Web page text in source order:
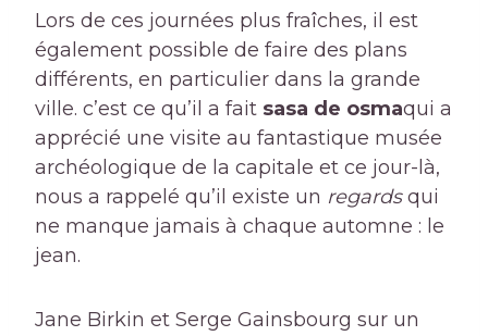
Lors de ces journées plus fraîches, il est
également possible de faire des plans
différents, en particulier dans la grande
ville. c’est ce qu’il a fait sasa de osmaqui a
apprécié une visite au fantastique musée
archéologique de la capitale et ce jour-là,
nous a rappelé qu’il existe un regardsqui
ne manque jamais à chaque automne : le
jean.
Jane Birkin et Serge Gainsbourg sur un